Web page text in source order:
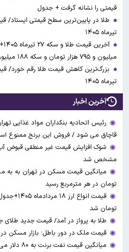
قیمتی را نشانه گرفت + جدول
تیرماه ۱۴۰۵
میلیون و ۷۹۵ هزار تومان و سکه ۱۸۸ میلیون و ۵۰۰ هزار تومان شد
تیرماه ۱۴۰۵
آخرین اخبار
رئیس اتحادیه بنکداران مواد غذایی
قاچاق می شود / فروش این برنج ممنوع
شوک افزایش قیمت غیر منطقی قبوض
مشخص شد
تومان در هر مترمربع رسید
تومان شد
طلا به پرواز در آمد/ قیمت جدید طلای جهانی امروز
قیمت ملک در دور باطل؛ بازار مسکن
میانگین قیمت نفت برنت به ۸۰ دلار می‌رسد